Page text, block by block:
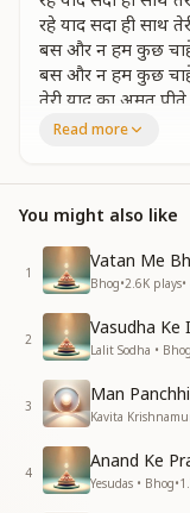
रहे याद सदा ही साथ
बस और न हम कुछ
बस और न हम कुछ
तेरी याद का अमृत
तेरी याद का अमृत पीते है
जो पल अविनाशी होते
वो पल अविनाशी होते है
वो पल अविनाशी होते है
हर पल को सफल बना
हर पल को सफल बना
तेरी याद कभी ना छोड़ेंगे
तेरी याद कभी ना छोड़ेंगे
तेरी याद का अमृत पीते है
तेरी याद का अमृत
यूंही आप रहो संग संग
यूंही आप रहो संग संग
इस दुनिया के सुख पाने
इस दुनिया के सुख पाने
Read more
You might also like
1
Vatan Me
Bhog•2.6K plays•
2
Vasudha Ke
Lalit Sodha • Bhog
3
Man
4
Anand Ke
Yesudas • Bhog•